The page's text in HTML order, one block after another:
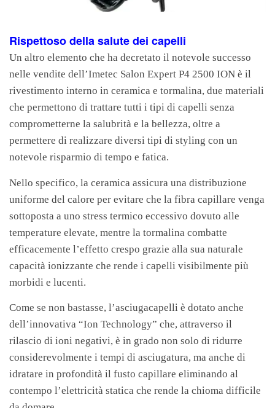
Rispettoso della salute dei capelli
Un altro elemento che ha decretato il notevole successo
nelle vendite dell’Imetec Salon Expert P4 2500 ION è il
rivestimento interno in ceramica e tormalina, due materiali
che permettono di trattare tutti i tipi di capelli senza
comprometterne la salubrità e la bellezza, oltre a
permettere di realizzare diversi tipi di styling con un
notevole risparmio di tempo e fatica.
Nello specifico, la ceramica assicura una distribuzione
uniforme del calore per evitare che la fibra capillare venga
sottoposta a uno stress termico eccessivo dovuto alle
temperature elevate, mentre la tormalina combatte
efficacemente l’effetto crespo grazie alla sua naturale
capacità ionizzante che rende i capelli visibilmente più
morbidi e lucenti.
Come se non bastasse, l’asciugacapelli è dotato anche
dell’innovativa “Ion Technology” che, attraverso il
rilascio di ioni negativi, è in grado non solo di ridurre
considerevolmente i tempi di asciugatura, ma anche di
idratare in profondità il fusto capillare eliminando al
contempo l’elettricità statica che rende la chioma difficile